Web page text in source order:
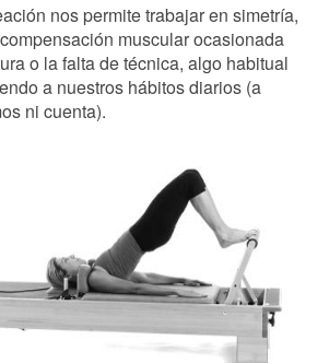
nos permite trabajar en simetría,
muscular ocasionada
o la falta de técnica, algo habitual
a nuestros hábitos diarios (a
ni cuenta).